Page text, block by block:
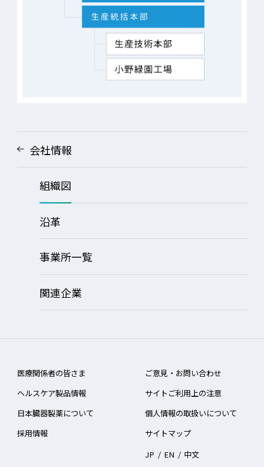
会社情報
組織図
沿革
事業所一覧
関連企業
医療関係者の皆さま
ヘルスケア製品情報
日本臓器製薬について
採用情報
ご意見・お問い合わせ
サイトご利用上の注意
個人情報の取扱いについて
サイトマップ
JP / EN / 中文